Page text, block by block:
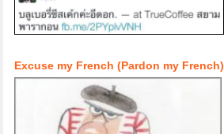
Excuse my French (Pardon my French)